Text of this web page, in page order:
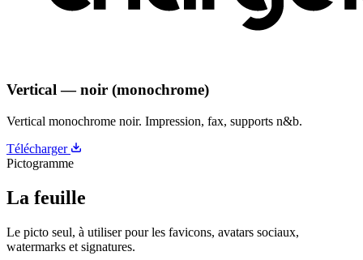
Vertical — noir (monochrome)
Vertical monochrome noir. Impression, fax, supports n&b.
Télécharger
Pictogramme
La feuille
Le picto seul, à utiliser pour les favicons, avatars sociaux,
watermarks et signatures.